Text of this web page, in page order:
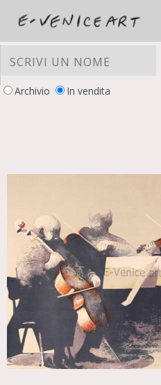
Archivio In vendita
‹